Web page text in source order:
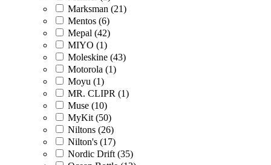
Marksman (21)
Mentos (6)
Mepal (42)
MIYO (1)
Moleskine (43)
Motorola (1)
Moyu (1)
MR. CLIPR (1)
Muse (10)
MyKit (50)
Niltons (26)
Nilton's (17)
Nordic Drift (35)